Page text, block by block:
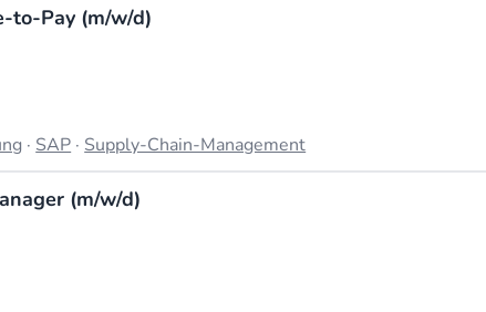
to-Pay (m/w/d)
· SAP · Supply-Chain-Management
(m/w/d)